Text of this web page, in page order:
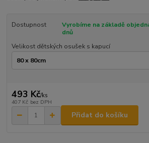
Dostupnost
Vyrobíme na základě
dnů
Velikost dětských osušek s kapucí
493 Kč/ks
407 Kč bez DPH
Přidat do košíku